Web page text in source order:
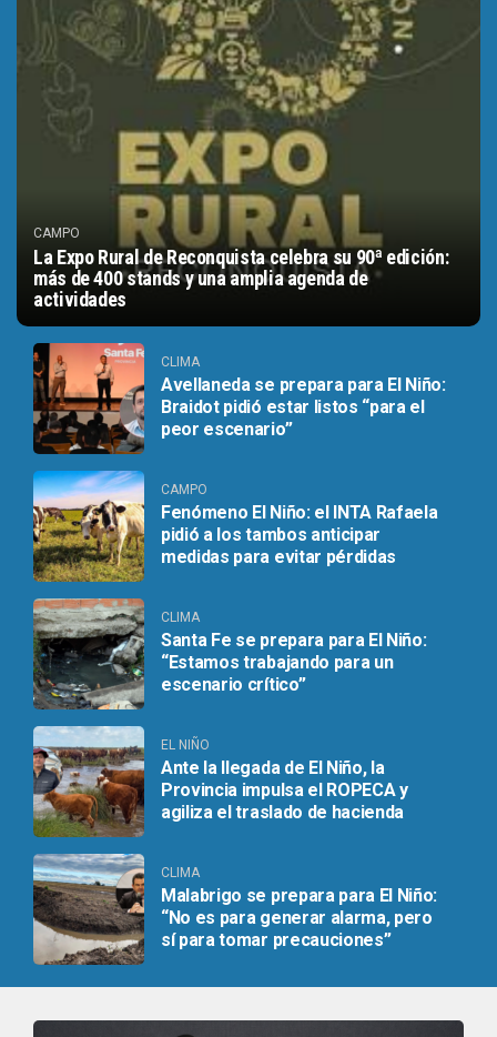
CAMPO
La Expo Rural de Reconquista celebra su 90ª edición:
más de 400 stands y una amplia agenda de
actividades
CLIMA
Avellaneda se prepara para El Niño:
Braidot pidió estar listos “para el
peor escenario”
CAMPO
Fenómeno El Niño: el INTA Rafaela
pidió a los tambos anticipar
medidas para evitar pérdidas
CLIMA
Santa Fe se prepara para El Niño:
“Estamos trabajando para un
escenario crítico”
EL NIÑO
Ante la llegada de El Niño, la
Provincia impulsa el ROPECA y
agiliza el traslado de hacienda
CLIMA
Malabrigo se prepara para El Niño:
“No es para generar alarma, pero
sí para tomar precauciones”